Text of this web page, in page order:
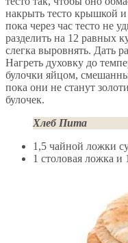
накрыть тесто крышкой и
пока через час тесто не
разделить на 12 равных
слегка выровнять. Дать
Нагреть духовку до
булочки яйцом,
пока они не станут
булочек.
Хлеб Пита
1,5 чайной ложки
1 столовая ложка и